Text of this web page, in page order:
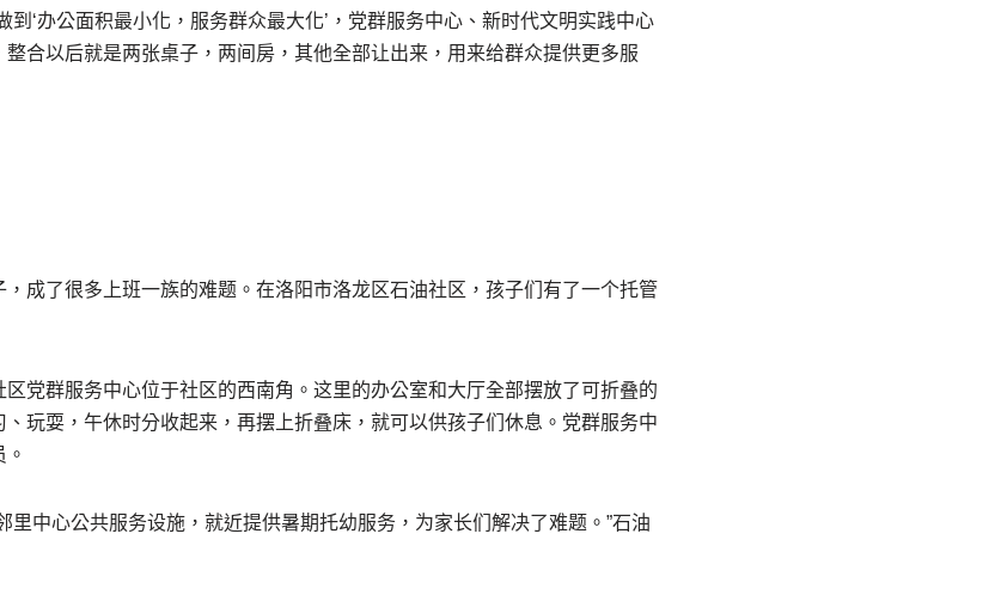
到‘办公面积最小化，服务群众最大化’，党群服务中心、新时代文明实践中心
整合以后就是两张桌子，两间房，其他全部让出来，用来给群众提供更多服
成了很多上班一族的难题。在洛阳市洛龙区石油社区，孩子们有了一个托管
党群服务中心位于社区的西南角。这里的办公室和大厅全部摆放了可折叠的
玩耍，午休时分收起来，再摆上折叠床，就可以供孩子们休息。党群服务中
里中心公共服务设施，就近提供暑期托幼服务，为家长们解决了难题。”石油